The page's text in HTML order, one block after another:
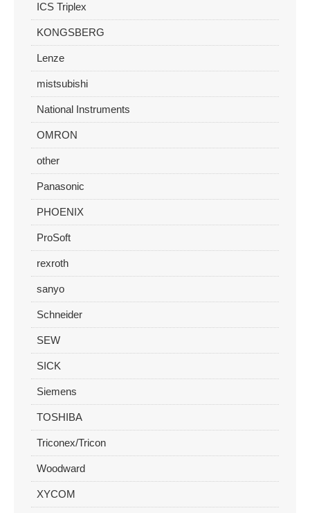
ICS Triplex
KONGSBERG
Lenze
mistsubishi
National Instruments
OMRON
other
Panasonic
PHOENIX
ProSoft
rexroth
sanyo
Schneider
SEW
SICK
Siemens
TOSHIBA
Triconex/Tricon
Woodward
XYCOM